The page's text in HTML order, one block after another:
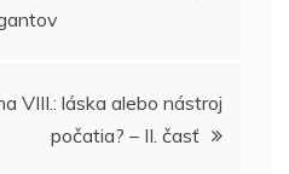
VIII.: láska alebo nástroj
počatia? – II. časť